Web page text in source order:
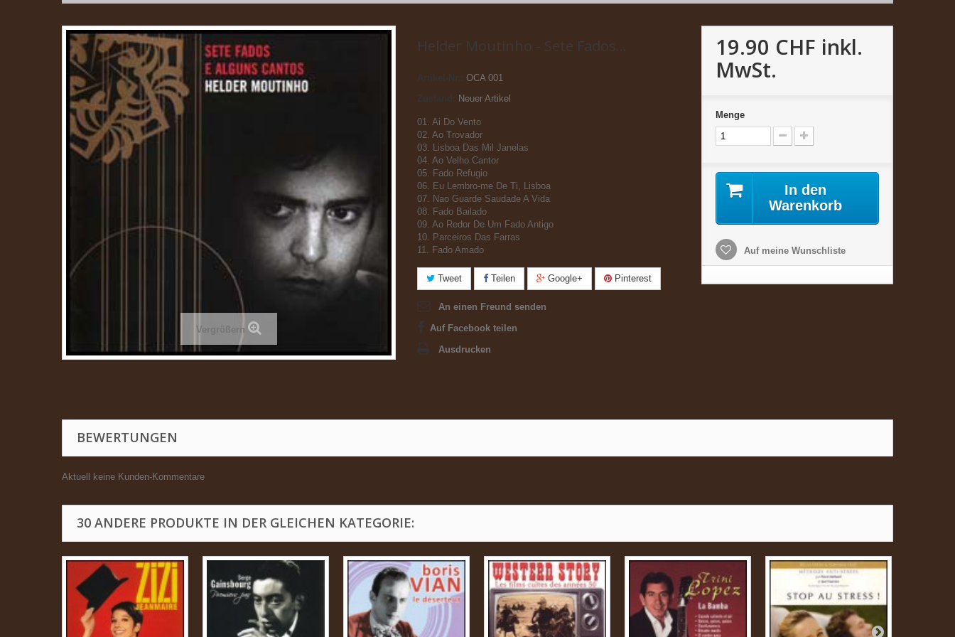
Vergrößern
Helder Moutinho - Sete Fados...
Artikel-Nr.:
OCA 001
Zustand:
Neuer Artikel
01. Ai Do Vento
02. Ao Trovador
03. Lisboa Das Mil Janelas
04. Ao Velho Cantor
05. Fado Refugio
06. Eu Lembro-me De Ti, Lisboa
07. Nao Guarde Saudade A Vida
08. Fado Bailado
09. Ao Redor De Um Fado Antigo
10. Parceiros Das Farras
11. Fado Amado
Tweet Teilen Google+ Pinterest
An einen Freund senden
Auf Facebook teilen
Ausdrucken
19.90 CHF inkl.
MwSt.
Menge
In den
Warenkorb
Auf meine Wunschliste
BEWERTUNGEN
Aktuell keine Kunden-Kommentare
30 ANDERE PRODUKTE IN DER GLEICHEN KATEGORIE: